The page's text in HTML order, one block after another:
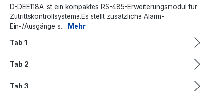
D-DEE118A ist ein kompaktes RS-485-Erweiterungsmodul für
Zutrittskontrollsysteme.Es stellt zusätzliche Alarm-
Ein-/Ausgänge s… Mehr
Tab 1
Tab 2
Tab 3